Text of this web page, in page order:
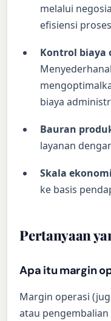
melalui
efisiensi
Kontrol biaya
biaya
Bauran
layanan
Skala
ke basis
Pertanyaan
Apa itu margin
Margin operasi
atau